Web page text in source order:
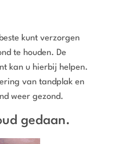
kunt verzorgen
te houden. De
kan u hierbij helpen.
van tandplak en
weer gezond.
gedaan.